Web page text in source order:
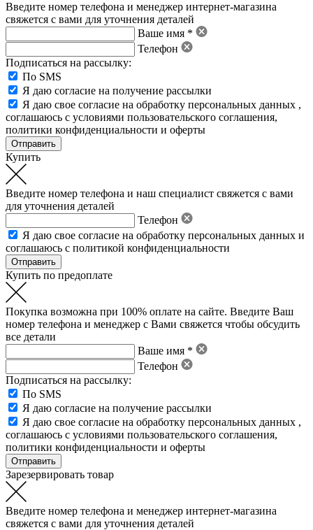
Введите номер телефона и менеджер интернет-магазина
свяжется с вами для уточнения деталей
Ваше имя *
Телефон
Подписаться на рассылку:
По SMS
Я даю согласие на получение рассылки
Я даю свое согласие на обработку персональных данных ,
соглашаюсь с условиями пользовательского соглашения,
политики конфиденциальности и оферты
Купить
Введите номер телефона и наш специалист свяжется с вами
для уточнения деталей
Телефон
Я даю свое согласие на обработку персональных данных и
соглашаюсь с политикой конфиденциальности
Купить по предоплате
Покупка возможна при 100% оплате на сайте. Введите Ваш
номер телефона и менеджер с Вами свяжется чтобы обсудить
все детали
Ваше имя *
Телефон
Подписаться на рассылку:
По SMS
Я даю согласие на получение рассылки
Я даю свое согласие на обработку персональных данных ,
соглашаюсь с условиями пользовательского соглашения,
политики конфиденциальности и оферты
Зарезервировать товар
Введите номер телефона и менеджер интернет-магазина
свяжется с вами для уточнения деталей